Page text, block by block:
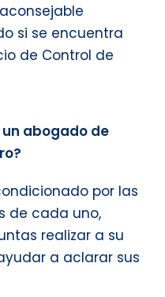
si se encuentra
de Control de
abogado de
por las
de cada uno,
realizar a su
a aclarar sus